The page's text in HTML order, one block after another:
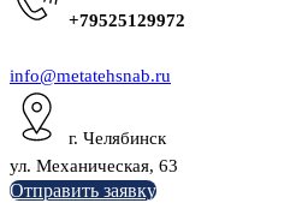
+79525129972
info@metatehsnab.ru
г. Челябинск
ул. Механическая, 63
Отправить заявку